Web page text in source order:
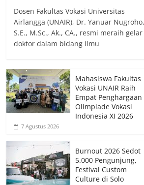
Dosen Fakultas Vokasi Universitas
Airlangga (UNAIR), Dr. Yanuar Nugroho,
S.E., M.Sc., Ak., CA., resmi meraih gelar
doktor dalam bidang Ilmu
Mahasiswa Fakultas
Vokasi UNAIR Raih
Empat Penghargaan
Olimpiade Vokasi
Indonesia XI 2026
7 Agustus 2026
Burnout 2026 Sedot
5.000 Pengunjung,
Festival Custom
Culture di Solo